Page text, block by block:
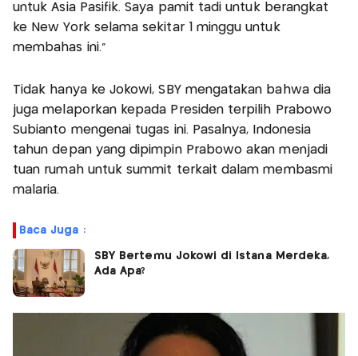
untuk Asia Pasifik. Saya pamit tadi untuk berangkat
ke New York selama sekitar 1 minggu untuk
membahas ini.”
Tidak hanya ke Jokowi, SBY mengatakan bahwa dia
juga melaporkan kepada Presiden terpilih Prabowo
Subianto mengenai tugas ini. Pasalnya, Indonesia
tahun depan yang dipimpin Prabowo akan menjadi
tuan rumah untuk summit terkait dalam membasmi
malaria.
Baca Juga :
SBY Bertemu Jokowi di Istana Merdeka,
Ada Apa?